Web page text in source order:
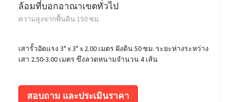
ล้อมที่บอกอาณาเขตทั่วไป
ความสูงจากพื้นดิน 150 ซม
เสารั้วอัดแรง 3" x 3" x 2.00 เมตร ฝังดิน 50 ซม. ระยะห่างระหว่าง
เสา 2.50-3.00 เมตร ขึงลวดหนามจำนวน 4 เส้น
สอบถาม และประเมินราคา